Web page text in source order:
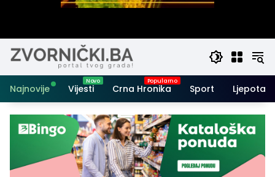
Najnovije Vijesti Crna Hronika Sport Ljepota i